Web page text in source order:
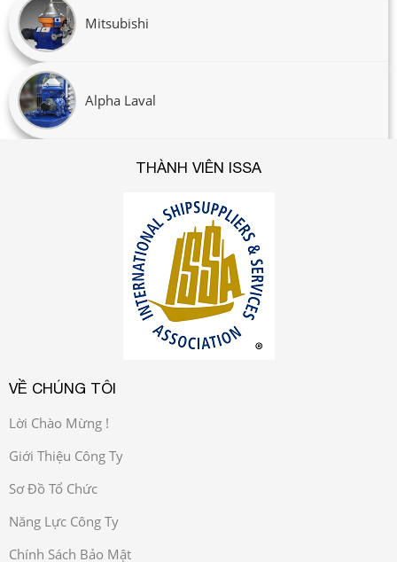
Mitsubishi
Alpha Laval
THÀNH VIÊN ISSA
VỀ CHÚNG TÔI
Lời Chào Mừng !
Giới Thiệu Công Ty
Sơ Đồ Tổ Chức
Năng Lực Công Ty
Chính Sách Bảo Mật